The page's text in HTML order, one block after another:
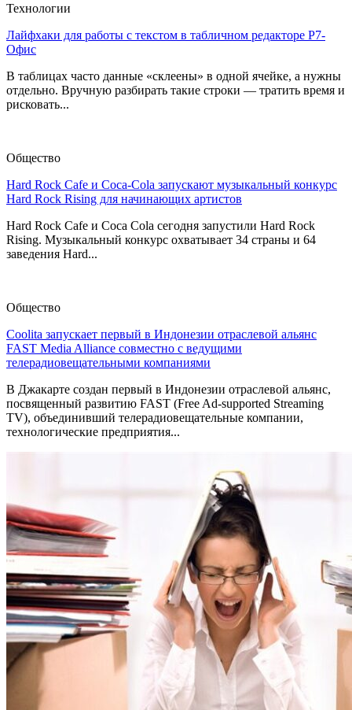
Технологии
Лайфхаки для работы с текстом в табличном редакторе Р7-
Офис
В таблицах часто данные «склеены» в одной ячейке, а нужны
отдельно. Вручную разбирать такие строки — тратить время и
рисковать...
Общество
Hard Rock Cafe и Coca-Cola запускают музыкальный конкурс
Hard Rock Rising для начинающих артистов
Hard Rock Cafe и Coca Cola сегодня запустили Hard Rock
Rising. Музыкальный конкурс охватывает 34 страны и 64
заведения Hard...
Общество
Coolita запускает первый в Индонезии отраслевой альянс
FAST Media Alliance совместно с ведущими
телерадиовещательными компаниями
В Джакарте создан первый в Индонезии отраслевой альянс,
посвященный развитию FAST (Free Ad-supported Streaming
TV), объединивший телерадиовещательные компании,
технологические предприятия...